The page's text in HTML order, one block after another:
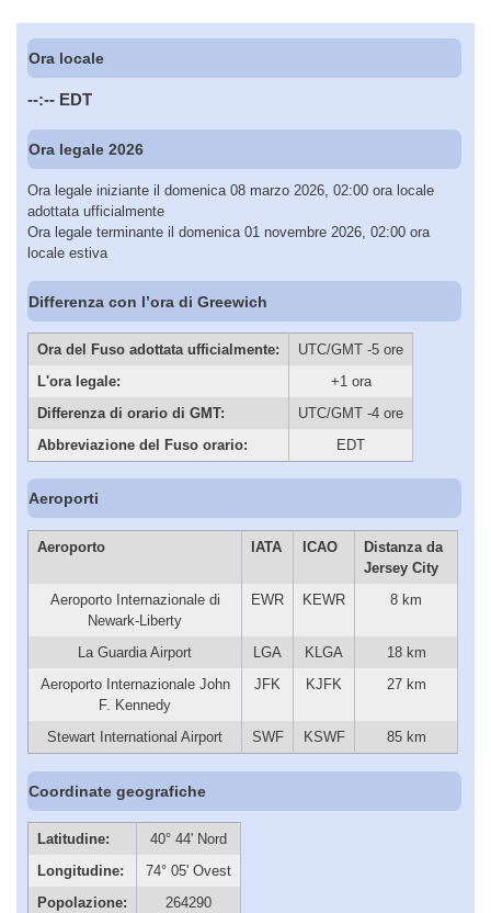
Ora locale
--:-- EDT
Ora legale 2026
Ora legale iniziante il domenica 08 marzo 2026, 02:00 ora locale
adottata ufficialmente
Ora legale terminante il domenica 01 novembre 2026, 02:00 ora
locale estiva
Differenza con l’ora di Greewich
Ora del Fuso adottata ufficialmente:
UTC/GMT -5 ore
L'ora legale:
+1 ora
Differenza di orario di GMT:
UTC/GMT -4 ore
Abbreviazione del Fuso orario:
EDT
Aeroporti
Aeroporto IATA ICAO
Distanza da
Jersey City
Aeroporto Internazionale di
Newark-Liberty
EWR KEWR 8 km
La Guardia Airport LGA KLGA
18 km
Aeroporto Internazionale John
F. Kennedy
JFK KJFK 27 km
Stewart International Airport SWF KSWF 85 km
Coordinate geografiche
Latitudine:
40° 44' Nord
Longitudine:
74° 05' Ovest
Popolazione:
264290